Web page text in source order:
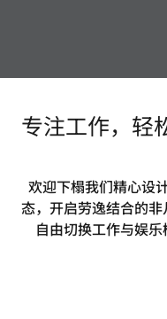
专注工作，轻
欢迎下榻我们精心设
态，开启劳逸结合的非
自由切换工作与娱乐